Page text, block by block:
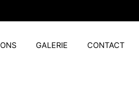
GALERIE CONTACT